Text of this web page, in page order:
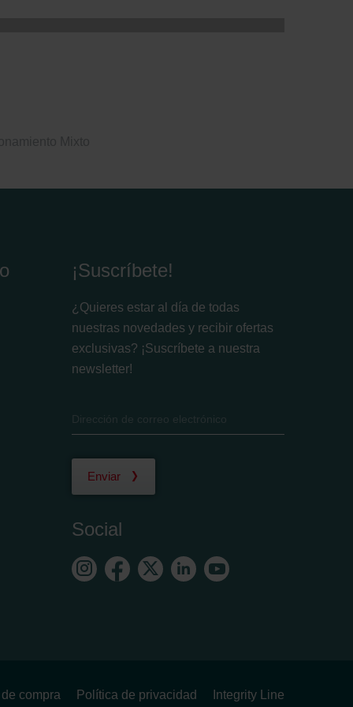
¡Suscríbete!
¿Quieres estar al día de todas
nuestras novedades y recibir ofertas
exclusivas? ¡Suscríbete a nuestra
newsletter!
Enviar
Social
compra Política de privacidad Integrity Line